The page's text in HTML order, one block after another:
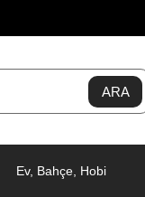
Ev, Bahçe, Hobi